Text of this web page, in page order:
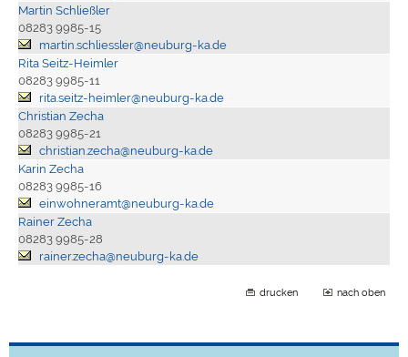
Martin Schließler
08283 9985-15
martin.schliessler@neuburg-ka.de
Rita Seitz-Heimler
08283 9985-11
rita.seitz-heimler@neuburg-ka.de
Christian Zecha
08283 9985-21
christian.zecha@neuburg-ka.de
Karin Zecha
08283 9985-16
einwohneramt@neuburg-ka.de
Rainer Zecha
08283 9985-28
rainer.zecha@neuburg-ka.de
drucken nach oben